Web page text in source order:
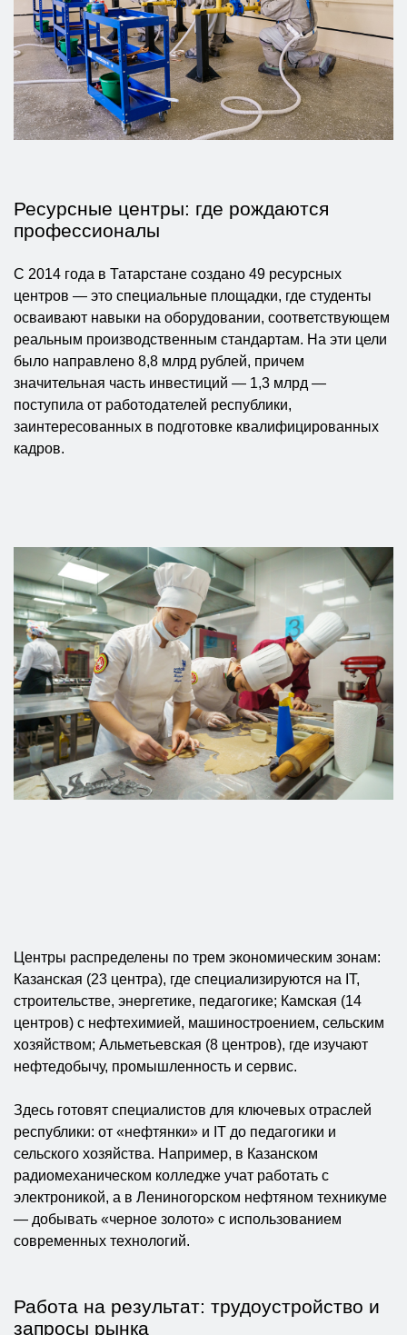
Ресурсные центры: где рождаются
профессионалы
С 2014 года в Татарстане создано 49 ресурсных
центров — это специальные площадки, где студенты
осваивают навыки на оборудовании, соответствующем
реальным производственным стандартам. На эти цели
было направлено 8,8 млрд рублей, причем
значительная часть инвестиций — 1,3 млрд —
поступила от работодателей республики,
заинтересованных в подготовке квалифицированных
кадров.
Центры распределены по трем экономическим зонам:
Казанская (23 центра), где специализируются на IT,
строительстве, энергетике, педагогике; Камская (14
центров) с нефтехимией, машиностроением, сельским
хозяйством; Альметьевская (8 центров), где изучают
нефтедобычу, промышленность и сервис.
Здесь готовят специалистов для ключевых отраслей
республики: от «нефтянки» и IT до педагогики и
сельского хозяйства. Например, в Казанском
радиомеханическом колледже учат работать с
электроникой, а в Лениногорском нефтяном техникуме
— добывать «черное золото» с использованием
современных технологий.
Работа на результат: трудоустройство и
запросы рынка